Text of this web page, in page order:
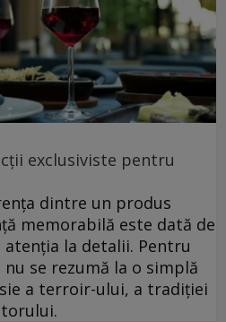
exclusiviste pentru
dintre un produs
memorabilă este dată de
la detalii. Pentru
se rezumă la o simplă
a terroir-ului, a tradiției